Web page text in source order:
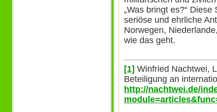
„Was bringt es?“
seriöse und ehrliche
Norwegen,
wie das geht.
[1] Winfried Nachtwei,
Beteiligung an
http://nachtwei.de/